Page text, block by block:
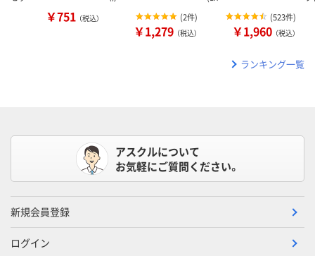
￥751 （税込）
(2件)
￥1,279 （税込）
(523件)
￥1,960 （税込）
ランキング一覧
アスクルについて
お気軽にご質問ください。
新規会員登録
ログイン